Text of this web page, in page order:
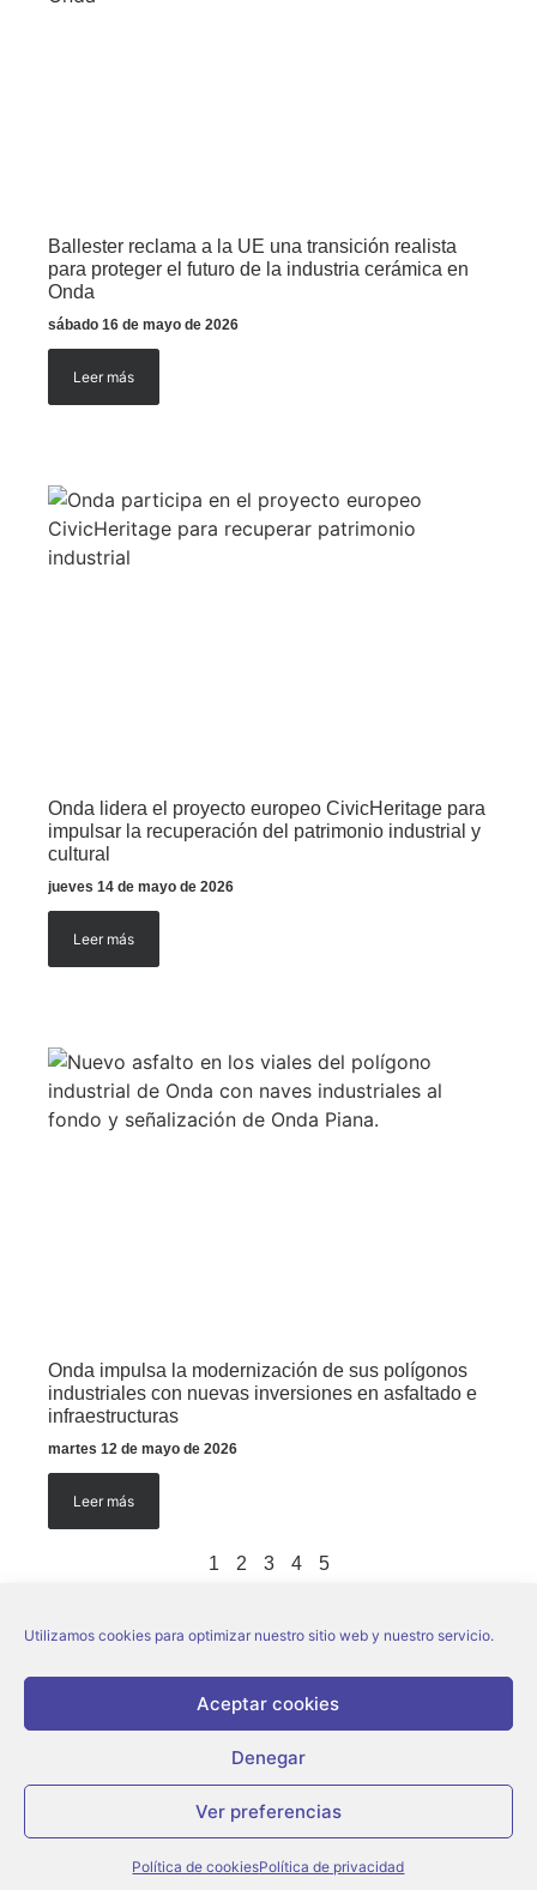
Utilizamos cookies para optimizar nuestro sitio web y nuestro servicio.
Aceptar cookies
Denegar
Ver preferencias
Política de cookiesPolítica de privacidad
Ballester reclama a la UE una transición realista
para proteger el futuro de la industria cerámica en
Onda
sábado 16 de mayo de 2026
Leer más
Onda lidera el proyecto europeo CivicHeritage para
impulsar la recuperación del patrimonio industrial y
cultural
jueves 14 de mayo de 2026
Leer más
Onda impulsa la modernización de sus polígonos
industriales con nuevas inversiones en asfaltado e
infraestructuras
martes 12 de mayo de 2026
Leer más
1 2 3 4 5
Aviso legal |Política de privacidad